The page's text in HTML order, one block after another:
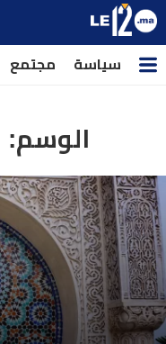
سياسة مجتمع
الوسم: